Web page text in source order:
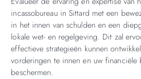
incassobureau in Sittard met een
in het innen van schulden en een
lokale wet- en regelgeving. Dit zal
effectieve strategieën kunnen
vorderingen te innen en uw financiële
beschermen.